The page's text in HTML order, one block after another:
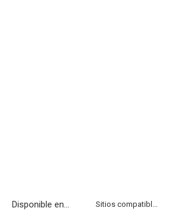
Disponible en...
Sitios compatibles